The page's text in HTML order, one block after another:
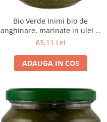
Bio Verde Inimi bio de
anghinare, marinate in ulei si
verdeturi, 200g
63,11 Lei
ADAUGA IN COS